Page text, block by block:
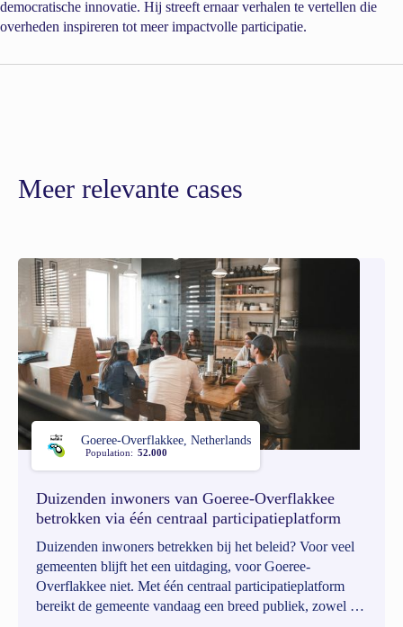
democratische innovatie. Hij streeft ernaar verhalen te vertellen die
overheden inspireren tot meer impactvolle participatie.
Meer relevante cases
Goeree-Overflakkee, Netherlands
Population: 52.000
Duizenden inwoners van Goeree-Overflakkee
betrokken via één centraal participatieplatform
Duizenden inwoners betrekken bij het beleid? Voor veel
gemeenten blijft het een uitdaging, voor Goeree-
Overflakkee niet. Met één centraal participatieplatform
bereikt de gemeente vandaag een breed publiek, zowel bij